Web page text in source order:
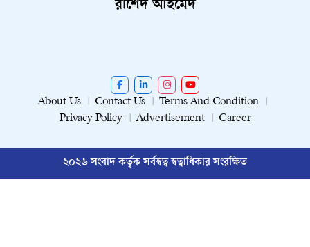
রাশেদ আহমেদ
About Us Contact Us
Terms And Condition
Privacy Policy
Advertisement Career
২০২৬ সংবাদ কর্তৃক সর্বস্বত্ব স্বত্বাধিকার সংরক্ষিত